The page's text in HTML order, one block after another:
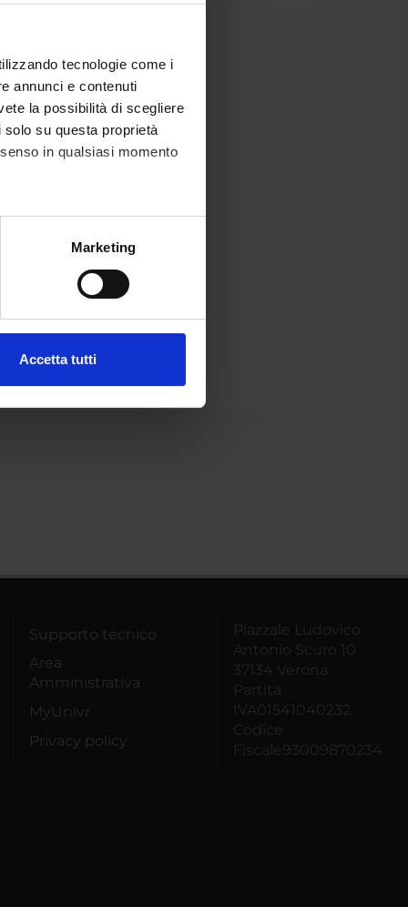
tecnologie come i
annunci e contenuti
la possibilità di scegliere
su questa proprietà
in qualsiasi momento
metro,Marketing
Accetta tutti
Supporto tecnico
Area
Amministrativa
MyUnivr
Privacy policy
Piazzale Ludovico
Antonio Scuro 10
37134 Verona
Partita
IVA01541040232
Codice
Fiscale93009870234